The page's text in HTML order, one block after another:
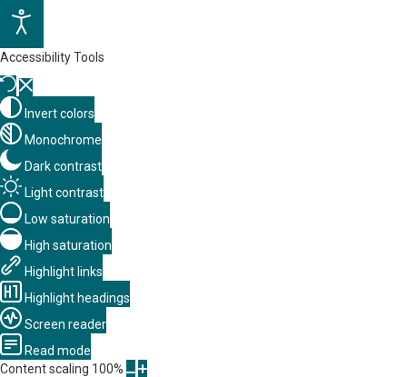
Accessibility Tools
Invert colors
Monochrome
Dark contrast
Light contrast
Low saturation
High saturation
Highlight links
Highlight headings
Screen reader
Read mode
Content scaling 100%